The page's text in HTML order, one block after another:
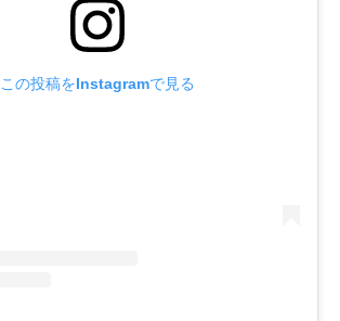
この投稿をInstagramで見る